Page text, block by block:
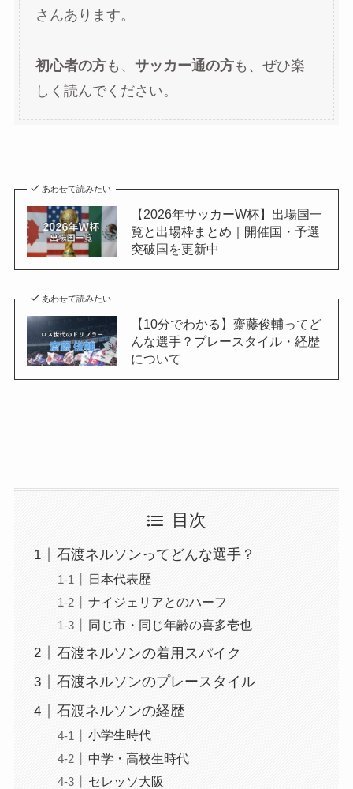
さんあります。
初心者の方も、 サッカー通の方も、ぜひ楽
しく読んでください。
あわせて読みたい
【2026年サッカーW杯】出場国一
覧と出場枠まとめ｜開催国・予選
突破国を更新中
あわせて読みたい
【10分でわかる】齋藤俊輔ってど
んな選手？プレースタイル・経歴
について
目次
石渡ネルソンってどんな選手？
日本代表歴
ナイジェリアとのハーフ
同じ市・同じ年齢の喜多壱也
石渡ネルソンの着用スパイク
石渡ネルソンのプレースタイル
石渡ネルソンの経歴
小学生時代
中学・高校生時代
セレッソ大阪